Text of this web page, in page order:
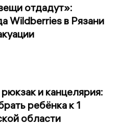
отдадут»:
Wildberries в Рязани
и канцелярия:
ребёнка к 1
области